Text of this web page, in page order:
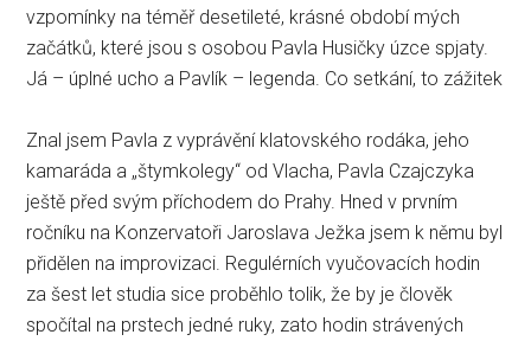
vzpomínky na téměř desetileté, krásné období mých
začátků, které jsou s osobou Pavla Husičky úzce spjaty.
Já – úplné ucho a Pavlík – legenda. Co setkání, to zážitek
Znal jsem Pavla z vyprávění klatovského rodáka, jeho
kamaráda a „štymkolegy“ od Vlacha, Pavla Czajczyka
ještě před svým příchodem do Prahy. Hned v prvním
ročníku na Konzervatoři Jaroslava Ježka jsem k němu byl
přidělen na improvizaci. Regulérních vyučovacích hodin
za šest let studia sice proběhlo tolik, že by je člověk
spočítal na prstech jedné ruky, zato hodin strávených